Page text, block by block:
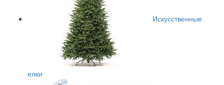
Искусственные
елки